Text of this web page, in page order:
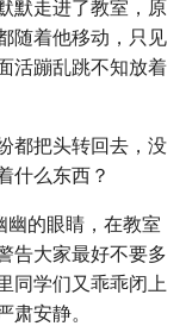
默走进了教室，原
随着他移动，只见
活蹦乱跳不知放着
都把头转回去，没
什么东西？
幽的眼睛，在教室
告大家最好不要多
同学们又乖乖闭上
肃安静。